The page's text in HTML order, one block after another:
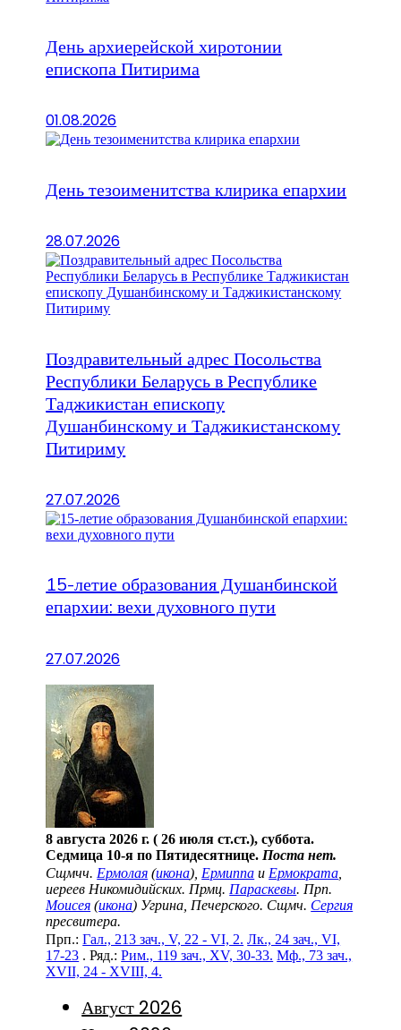
День архиерейской хиротонии
епископа Питирима
01.08.2026
День тезоименитства клирика епархии
28.07.2026
Поздравительный адрес Посольства
Республики Беларусь в Республике
Таджикистан епископу
Душанбинскому и Таджикистанскому
Питириму
27.07.2026
15-летие образования Душанбинской
епархии: вехи духовного пути
27.07.2026
8 августа 2026 г. ( 26 июля ст.ст.), суббота.
Седмица 10-я по Пятидесятнице. Поста нет.
Сщмчч. Ермолая (икона), Ермиппа и Ермократа
иереев Никомидийских. Прмц. Параскевы. Прп.
Моисея (икона) Угрина, Печерского. Сщмч. Сергия
пресвитера.
Прп.:Гал., 213 зач., V, 22 - VI, 2. Лк., 24 зач., VI,
17-23 . Ряд.:Рим., 119 зач., XV, 30-33. Мф., 73 зач.,
XVII, 24 - XVIII, 4.
Август 2026